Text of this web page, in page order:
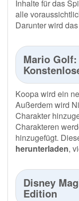
Inhalte für das
alle
Darunter wird
Mario
Koopa wird ein
Außerdem wird
Charakter
Charakteren
hinzugefügt.
herunterladen,
Disney
Edition